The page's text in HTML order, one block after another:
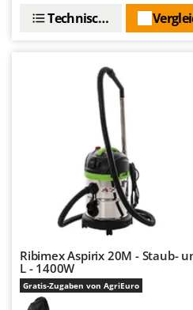
Technische Daten
Ribimex Aspirix 20M - Staub-
L - 1400W
Gratis-Zugaben von AgriEuro